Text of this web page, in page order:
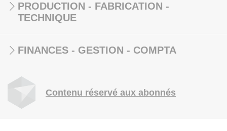
PRODUCTION - FABRICATION -
TECHNIQUE
FINANCES - GESTION - COMPTA
Contenu réservé aux abonnés